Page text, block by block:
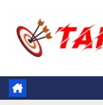
content